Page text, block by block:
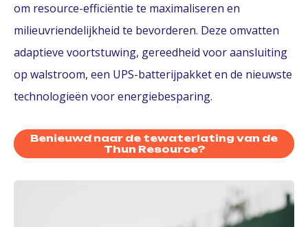
om resource-efficiëntie te maximaliseren en
milieuvriendelijkheid te bevorderen. Deze omvatten
adaptieve voortstuwing, gereedheid voor aansluiting
op walstroom, een UPS-batterijpakket en de nieuwste
technologieën voor energiebesparing.
Benieuwd naar de tewaterlating van de
Thun Resource?